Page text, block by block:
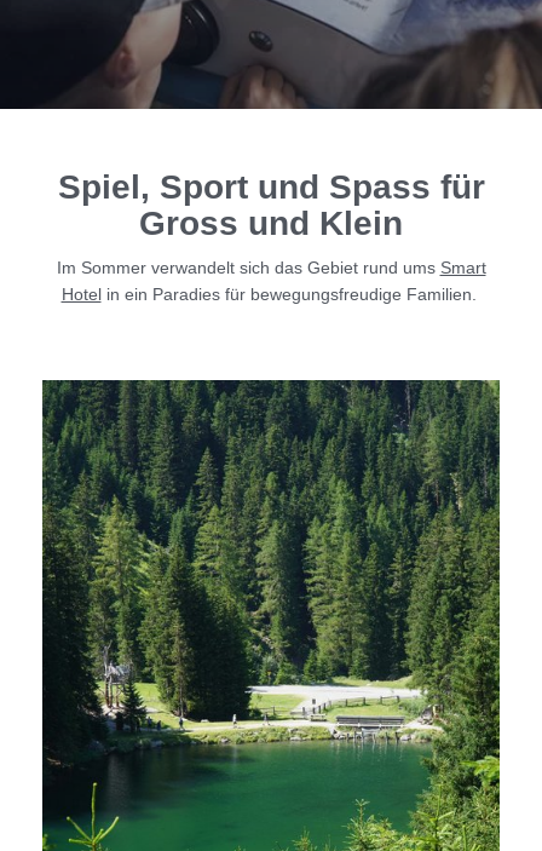
Familiensommer
Shopping
Winter
Spiel, Sport und Spass für
Gross und Klein
Im Sommer verwandelt sich das Gebiet rund ums Smart
Hotelin ein Paradies für bewegungsfreudige Familien.
Shopping
Sport & Outdoor
DIE HANGL-WELT AUF EINEN BLICK